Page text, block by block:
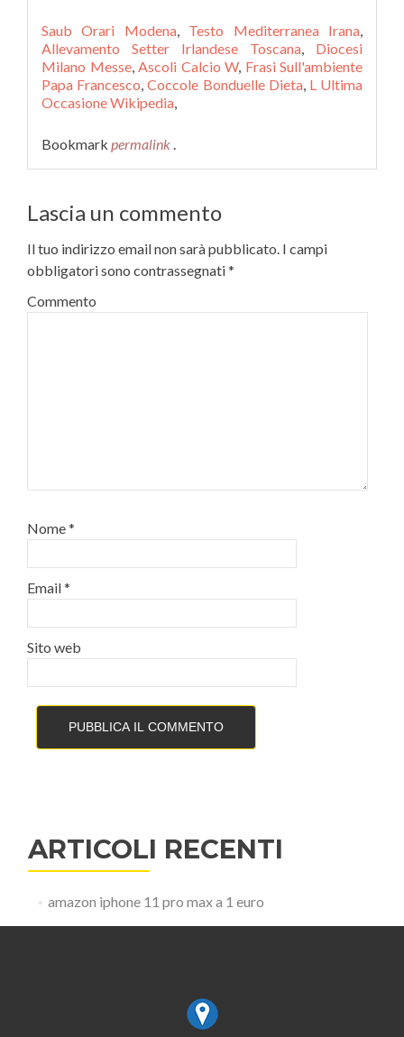
Saub Orari Modena, Testo Mediterranea Irana,
Allevamento Setter Irlandese Toscana, Diocesi
Milano Messe, Ascoli Calcio W, Frasi Sull'ambiente
Papa Francesco,Coccole Bonduelle Dieta, L Ultima
Occasione Wikipedia,
Bookmark permalink .
Lascia un commento
Il tuo indirizzo email non sarà pubblicato. I campi
obbligatori sono contrassegnati*
Commento
Nome*
Email*
Sito web
ARTICOLI RECENTI
amazon iphone 11 pro max a 1 euro